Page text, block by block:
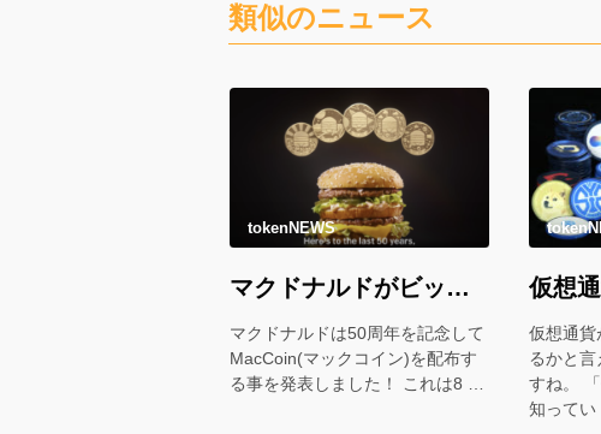
類似のニュース
tokenNEWS
マクドナルドがビッグマック50周年を記念して「マックコイン」を配布！＊
マクドナルドは50周年を記念して
MacCoin(マックコイン)を配布す
る事を発表しました！ これは8 …
仮想通貨
るかと
すね。
知ってい